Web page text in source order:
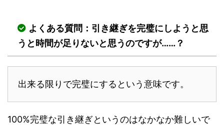
よくある質問：引き継ぎを完璧にしようと思
うと時間が足りないと思うのですが……？
出来る限りで完璧にするという意味です。
100%完璧な引き継ぎというのはなかなか難しいで